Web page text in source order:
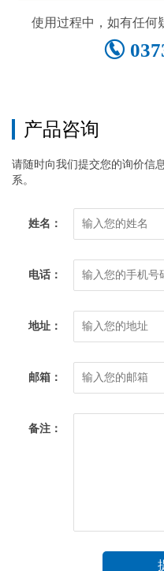
使用过程中，如有任何
产品咨询
请随时向我们提交您的询价信
系。
姓名：
电话：
地址：
邮箱：
备注：